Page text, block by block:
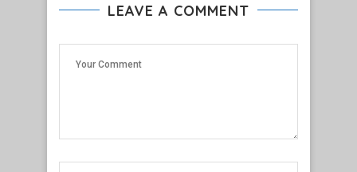
LEAVE A COMMENT